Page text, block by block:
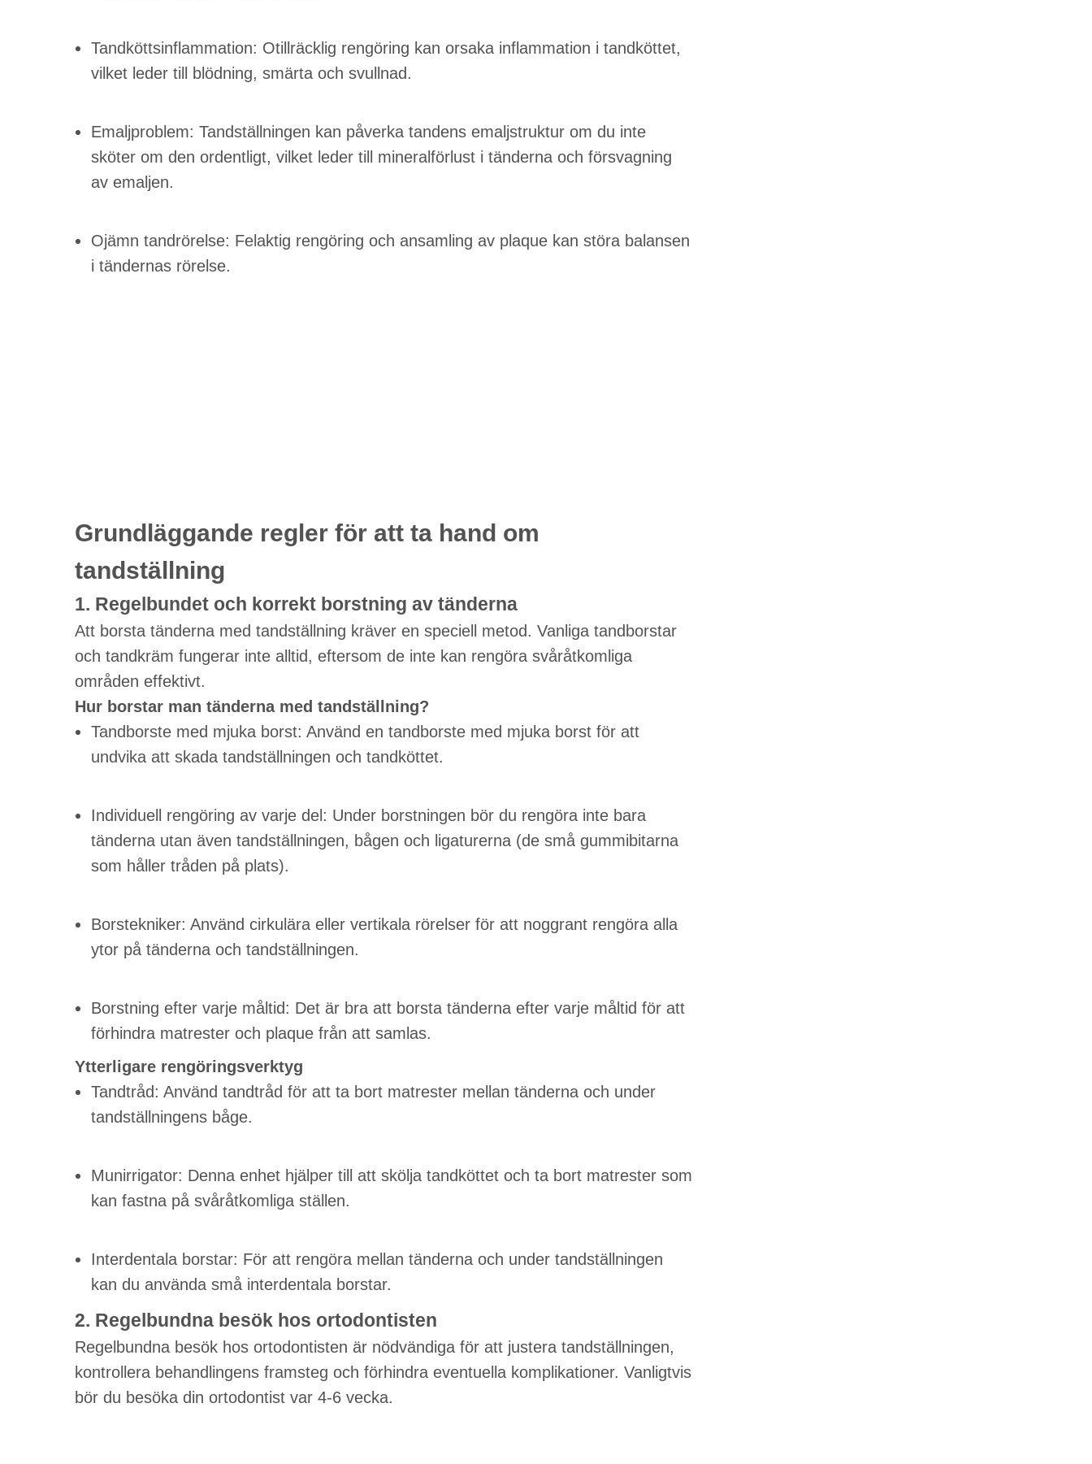
Tandköttsinflammation: Otillräcklig rengöring kan orsaka inflammation i tandköttet,
vilket leder till blödning, smärta och svullnad.
Emaljproblem: Tandställningen kan påverka tandens emaljstruktur om du inte
sköter om den ordentligt, vilket leder till mineralförlust i tänderna och försvagning
av emaljen.
Ojämn tandrörelse: Felaktig rengöring och ansamling av plaque kan störa balansen
i tändernas rörelse.
Grundläggande regler för att ta hand om
tandställning
1. Regelbundet och korrekt borstning av tänderna
Att borsta tänderna med tandställning kräver en speciell metod. Vanliga tandborstar
och tandkräm fungerar inte alltid, eftersom de inte kan rengöra svåråtkomliga
områden effektivt.
Hur borstar man tänderna med tandställning?
Tandborste med mjuka borst: Använd en tandborste med mjuka borst för att
undvika att skada tandställningen och tandköttet.
Individuell rengöring av varje del: Under borstningen bör du rengöra inte bara
tänderna utan även tandställningen, bågen och ligaturerna (de små gummibitarna
som håller tråden på plats).
Borstekniker: Använd cirkulära eller vertikala rörelser för att noggrant rengöra alla
ytor på tänderna och tandställningen.
Borstning efter varje måltid: Det är bra att borsta tänderna efter varje måltid för att
förhindra matrester och plaque från att samlas.
Ytterligare rengöringsverktyg
Tandtråd: Använd tandtråd för att ta bort matrester mellan tänderna och under
tandställningens båge.
Munirrigator: Denna enhet hjälper till att skölja tandköttet och ta bort matrester som
kan fastna på svåråtkomliga ställen.
Interdentala borstar: För att rengöra mellan tänderna och under tandställningen
kan du använda små interdentala borstar.
2. Regelbundna besök hos ortodontisten
Regelbundna besök hos ortodontisten är nödvändiga för att justera tandställningen,
kontrollera behandlingens framsteg och förhindra eventuella komplikationer. Vanligtvis
bör du besöka din ortodontist var 4-6 vecka.